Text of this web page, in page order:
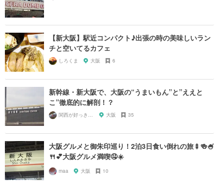
【新大阪】駅近コンパクト♪出張の時の美味しいラン
チと空いてるカフェ
しろくま 大阪 6
新幹線・新大阪で、大阪の“うまいもん”と”ええと
こ”徹底的に解剖！？
関西が好っきゃねん 大阪 35
大阪グルメと御朱印巡り！2泊3日食い倒れの旅🍢🍻🍧
🍴💕大阪グルメ満喫🤤☀️
maa 大阪 10